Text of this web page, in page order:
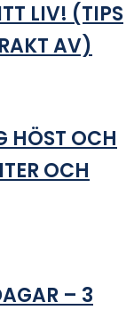
LIV! (TIPS
AV)
HÖST OCH
OCH
– 3